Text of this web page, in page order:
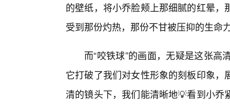
的壁纸，将小乔脸颊上那细腻的红晕
受到那份灼热，那份不甘被压抑的生命
而“咬铁球”的画面，无疑是这张
它打破了我们对女性形象的刻板印象
清的镜头下，我们能清晰地💡看到小